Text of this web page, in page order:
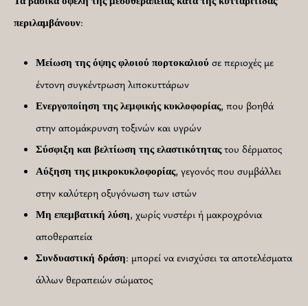
περιλαμβάνουν:
Μείωση της όψης φλοιού πορτοκαλιού σε περιοχές με
έντονη συγκέντρωση λιποκυττάρων
Ενεργοποίηση της λεμφικής κυκλοφορίας, που βοηθά
στην απομάκρυνση τοξινών και υγρών
Σύσφιξη και βελτίωση της ελαστικότηταςτου δέρματος
Αύξηση της μικροκυκλοφορίας, γεγονός που συμβάλλει
στην καλύτερη οξυγόνωση των ιστών
Μη επεμβατική λύση, χωρίς νυστέρι ή μακροχρόνια
αποθεραπεία
Συνδυαστική δράση: μπορεί να ενισχύσει τα αποτελέσματα
άλλων θεραπειών σώματος